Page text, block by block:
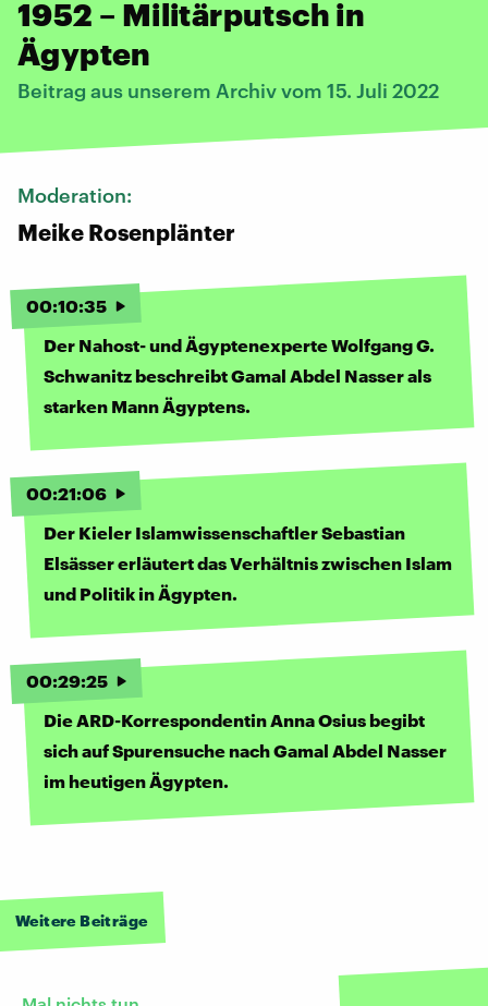
1952 – Militärputsch in
Ägypten
Beitrag aus unserem Archiv vom 15. Juli 2022
Moderation:
Meike Rosenplänter
00:10:35
Der Nahost- und Ägyptenexperte Wolfgang G.
Schwanitz beschreibt Gamal Abdel Nasser als
starken Mann Ägyptens.
00:21:06
Der Kieler Islamwissenschaftler Sebastian
Elsässer erläutert das Verhältnis zwischen Islam
und Politik in Ägypten.
00:29:25
Die ARD-Korrespondentin Anna Osius begibt
sich auf Spurensuche nach Gamal Abdel Nasser
im heutigen Ägypten.
Weitere Beiträge